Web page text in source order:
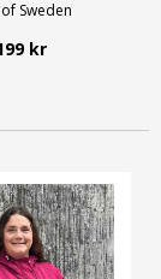
Sweden
kr